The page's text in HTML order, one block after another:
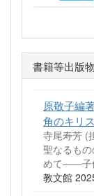
書籍等出版物
原敬子編
角のキリ
寺尾寿芳 (
聖なるも
めて――子
教文館